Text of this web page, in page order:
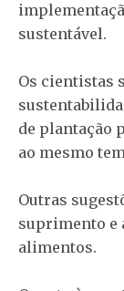
sustentável.
Os cientistas
de plantação
ao mesmo
Outras
suprimento e
alimentos.